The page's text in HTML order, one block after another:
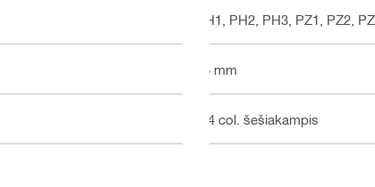
PH1, PH2, PH3, PZ1, PZ2,
25 mm
1/4 col. šešiakampis